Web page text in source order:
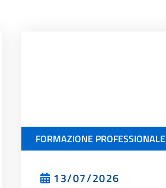
FORMAZIONE PROFESSIONALE
13/07/2026